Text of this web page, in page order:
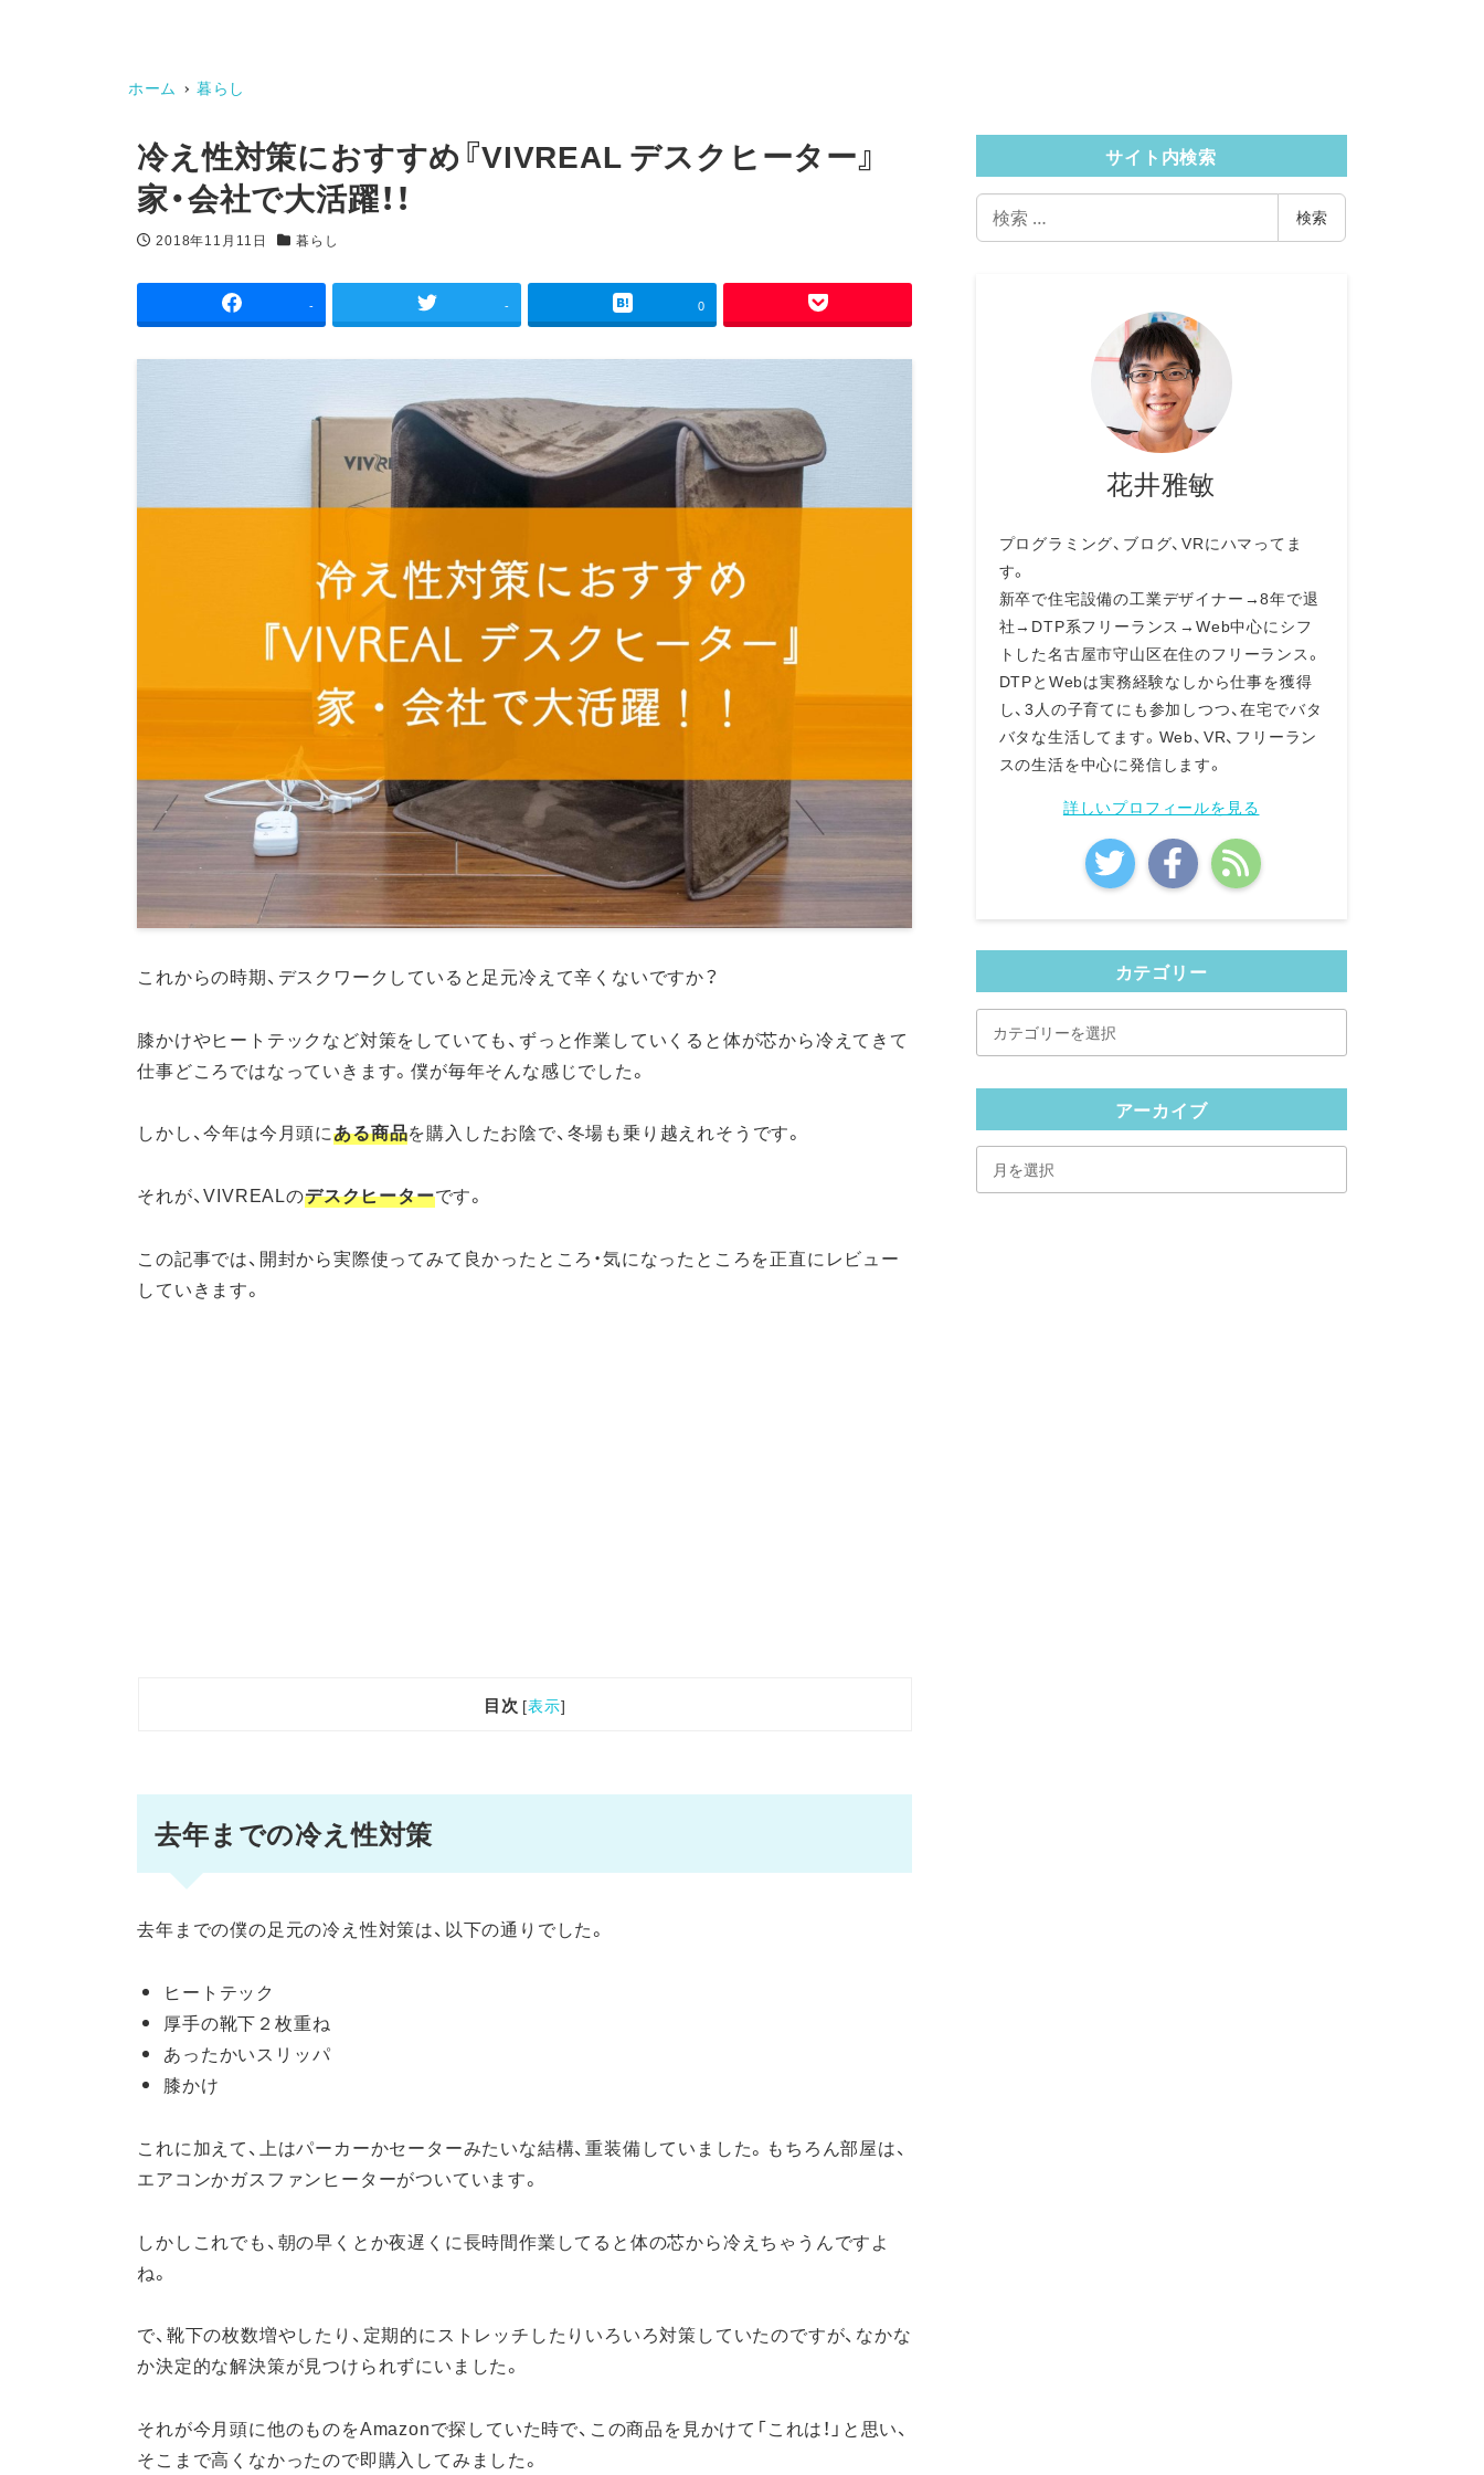
ホーム 暮らし
冷え性対策におすすめ『VIVREAL デスクヒーター』
家・会社で大活躍！！
投稿日
2018年11月11日
カテゴリー
暮らし
- - 0
これからの時期、デスクワークしていると足元冷えて辛くないですか？
膝かけやヒートテックなど対策をしていても、ずっと作業していくると体が芯から冷えてきて
仕事どころではなっていきます。僕が毎年そんな感じでした。
しかし、今年は今月頭にある商品を購入したお陰で、冬場も乗り越えれそうです。
それが、VIVREALのデスクヒーターです。
この記事では、開封から実際使ってみて良かったところ・気になったところを正直にレビュー
していきます。
目次 [表示]
去年までの冷え性対策
去年までの僕の足元の冷え性対策は、以下の通りでした。
ヒートテック
厚手の靴下２枚重ね
あったかいスリッパ
膝かけ
これに加えて、上はパーカーかセーターみたいな結構、重装備していました。もちろん部屋は、
エアコンかガスファンヒーターがついています。
しかしこれでも、朝の早くとか夜遅くに長時間作業してると体の芯から冷えちゃうんですよ
ね。
で、靴下の枚数増やしたり、定期的にストレッチしたりいろいろ対策していたのですが、なかな
か決定的な解決策が見つけられずにいました。
それが今月頭に他のものをAmazonで探していた時で、この商品を見かけて「これは！」と思い、
そこまで高くなかったので即購入してみました。
サイト内検索
検
索
検索
花井雅敏
プログラミング、ブログ、VRにハマってま
す。
新卒で住宅設備の工業デザイナー→8年で退
社→DTP系フリーランス→Web中心にシフ
トした名古屋市守山区在住のフリーランス。
DTPとWebは実務経験なしから仕事を獲得
し、3人の子育てにも参加しつつ、在宅でバタ
バタな生活してます。Web、VR、フリーラン
スの生活を中心に発信します。
詳しいプロフィールを見る
カテゴリー
テ
ー
アーカイブ
ー